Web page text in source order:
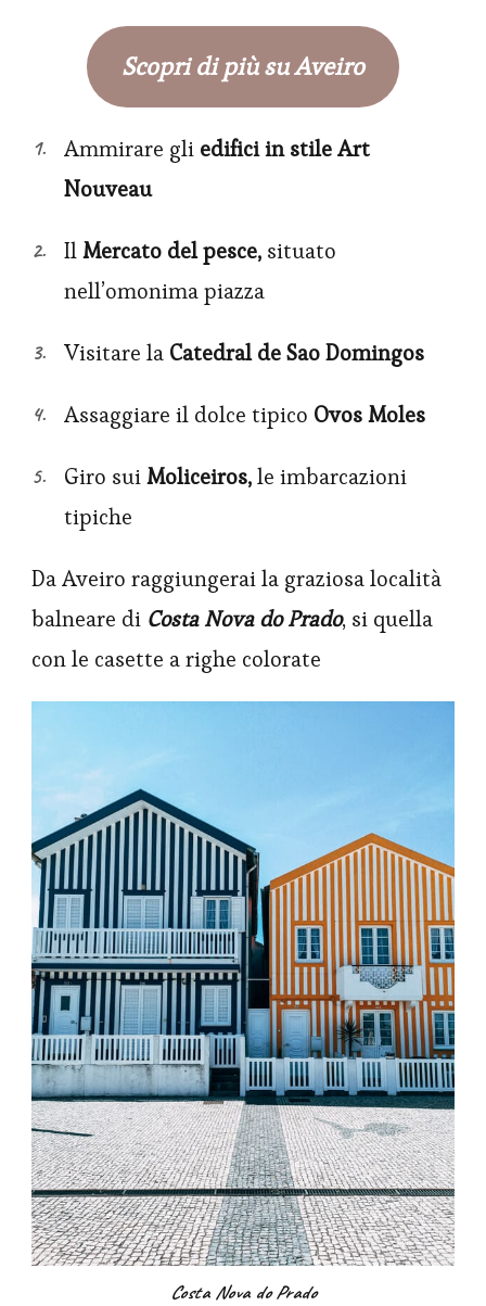
Scopri di più su Aveiro
Ammirare gli edifici in stile Art
Nouveau
IlMercato del pesce, situato
nell’omonima piazza
Visitare la Catedral de Sao Domingos
Assaggiare il dolce tipico Ovos Moles
Giro suiMoliceiros,le imbarcazioni
tipiche
Da Aveiro raggiungerai la graziosa località
balneare di Costa Nova do Prado, si quella
con le casette a righe colorate
Costa Nova do Prado